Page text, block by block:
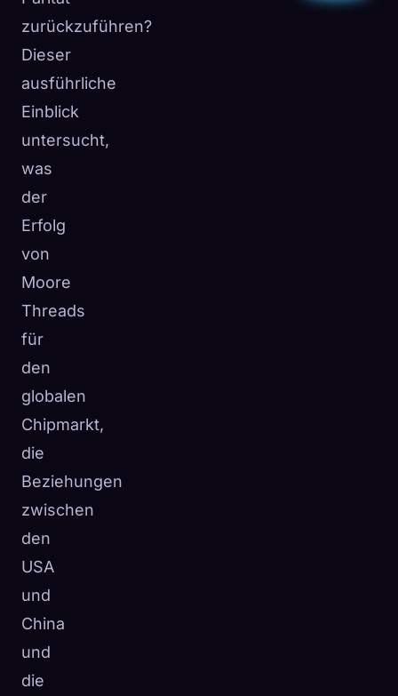
zurückzuführen?
Dieser
ausführliche
Einblick
untersucht,
was
der
Erfolg
von
Moore
Threads
für
den
globalen
Chipmarkt,
die
Beziehungen
zwischen
den
USA
und
China
und
die